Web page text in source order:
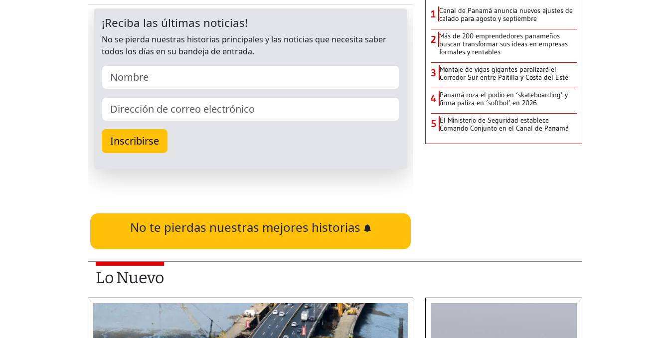
No te pierdas nuestras mejores historias
1 Canal de Panamá anuncia nuevos ajustes de
calado para agosto y septiembre
2 Más de 200 emprendedores panameños
buscan transformar sus ideas en empresas
formales y rentables
3 Montaje de vigas gigantes paralizará el
Corredor Sur entre Paitilla y Costa del Este
4 Panamá roza el podio en ‘skateboarding’ y
firma paliza en ‘softbol’ en 2026
5 El Ministerio de Seguridad establece
Comando Conjunto en el Canal de Panamá
Lo Nuevo